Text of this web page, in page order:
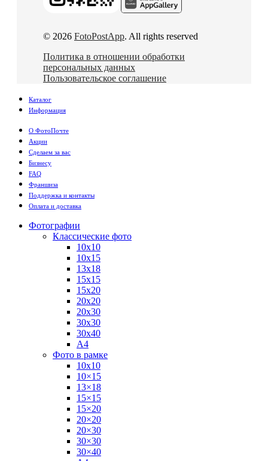
© 2026 FotoPostApp. All rights reserved
Политика в отношении обработки
персональных данных
Пользовательское соглашение
Каталог
Информация
О ФотоПочте
Акции
Сделаем за вас
Бизнесу
FAQ
Франшиза
Поддержка и контакты
Оплата и доставка
Фотографии
Классические фото
10х10
10х15
13х18
15х15
15х20
20х20
20х30
30х30
30х40
А4
Фото в рамке
10х10
10×15
13×18
15×15
15×20
20×20
20×30
30×30
30×40